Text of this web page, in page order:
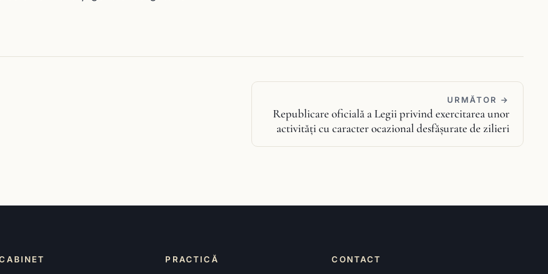
URMĂTOR →
Republicare oficială a Legii privind exercitarea unor
activităţi cu caracter ocazional desfăşurate de zilieri
PRACTICĂ CONTACT